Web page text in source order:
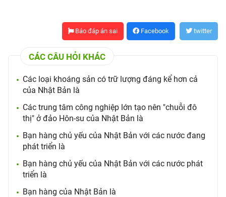
Báo đáp án sai Facebook twitter
CÁC CÂU HỎI KHÁC
Các loại khoáng sản có trữ lượng đáng kể hơn cả
của Nhật Bản là
Các trung tâm công nghiệp lớn tạo nên "chuỗi đô
thị" ở đảo Hôn-su của Nhật Bản là
Bạn hàng chủ yếu của Nhật Bản với các nước đang
phát triển là
Bạn hàng chủ yếu của Nhật Bản với các nước phát
triển là
Bạn hàng của Nhật Bản là